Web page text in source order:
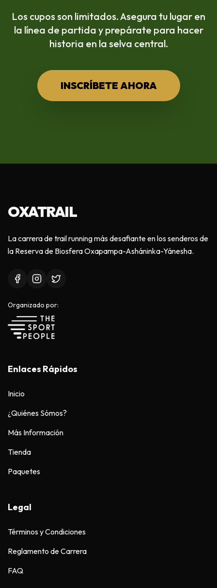
Los cupos son limitados. Asegura tu lugar en
la línea de partida y prepárate para hacer
historia en la selva central.
INSCRÍBETE AHORA
OXATRAIL
La carrera de trail running más desafiante en los senderos de
la Reserva de Biosfera Oxapampa-Asháninka-Yánesha.
Organizado por:
Enlaces Rápidos
Inicio
¿Quiénes Sómos?
Más Información
Tienda
Paquetes
Legal
Términos y Condiciones
Reglamento de Carrera
FAQ